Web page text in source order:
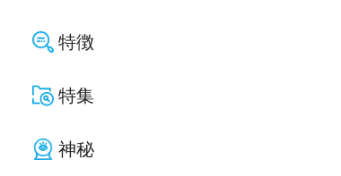
特徴
特集
神秘